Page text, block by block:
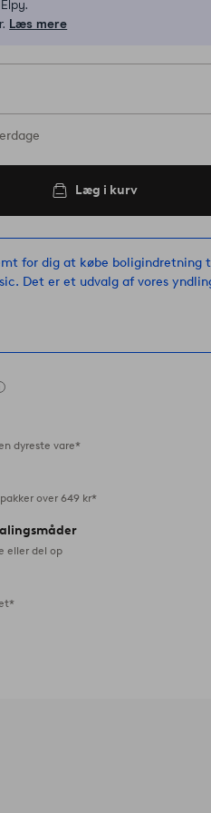
Læs mere
Læg i kurv
for dig at købe boligindretning
Det er et udvalg af vores
dyreste vare*
over 649 kr*
eller del op